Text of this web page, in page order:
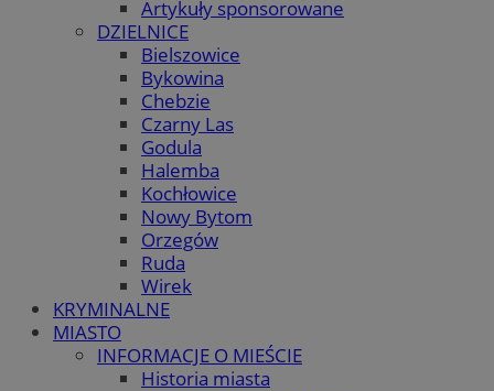
Artykuły sponsorowane
DZIELNICE
Bielszowice
Bykowina
Chebzie
Czarny Las
Godula
Halemba
Kochłowice
Nowy Bytom
Orzegów
Ruda
Wirek
KRYMINALNE
MIASTO
INFORMACJE O MIEŚCIE
Historia miasta